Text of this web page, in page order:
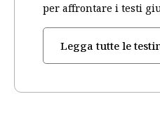
per affrontare i testi
Legga tutte le